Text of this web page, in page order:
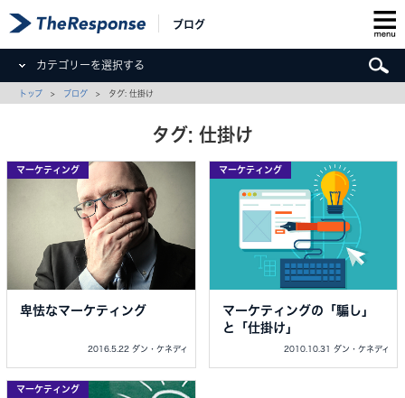
ブログ
カテゴリーを選択する
トップ > ブログ > タグ: 仕掛け
タグ: 仕掛け
マーケティング
卑怯なマーケティング
2016.5.22 ダン・ケネディ
マーケティング
マーケティングの「騙し」
と「仕掛け」
2010.10.31 ダン・ケネディ
マーケティング